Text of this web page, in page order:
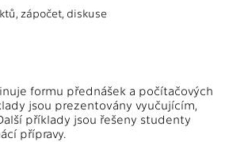
zápočet, diskuse
formu přednášek a počítačových
jsou prezentovány vyučujícím,
příklady jsou řešeny studenty
přípravy.